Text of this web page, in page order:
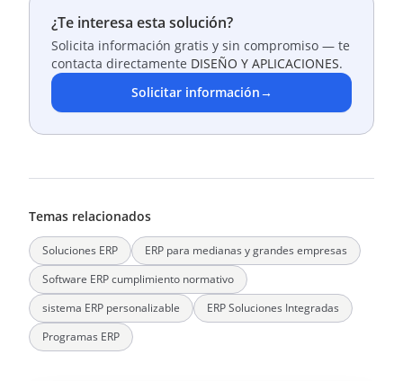
¿Te interesa esta solución?
Solicita información gratis y sin compromiso — te
contacta directamente DISEÑO Y APLICACIONES.
Solicitar información→
Temas relacionados
Soluciones ERP
ERP para medianas y grandes empresas
Software ERP cumplimiento normativo
sistema ERP personalizable
ERP Soluciones Integradas
Programas ERP